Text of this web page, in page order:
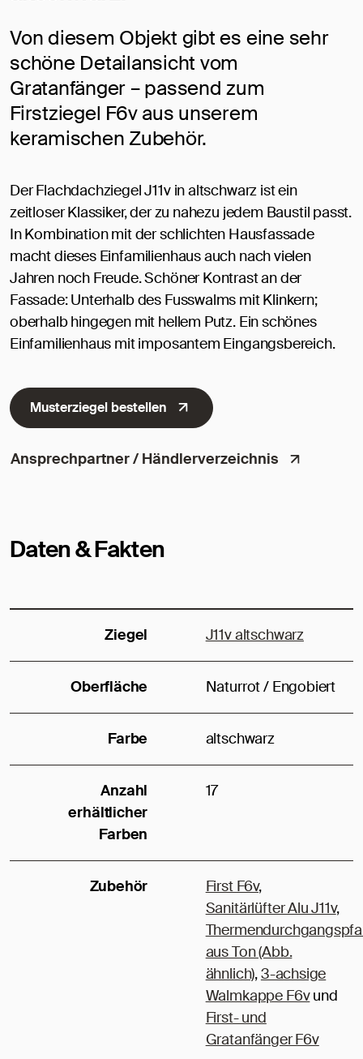
Von diesem Objekt gibt es eine sehr
schöne Detailansicht vom
Gratanfänger – passend zum
Firstziegel F6v aus unserem
keramischen Zubehör.
Der Flachdachziegel J11v in altschwarz ist ein
zeitloser Klassiker, der zu nahezu jedem Baustil passt.
In Kombination mit der schlichten Hausfassade
macht dieses Einfamilienhaus auch nach vielen
Jahren noch Freude. Schöner Kontrast an der
Fassade: Unterhalb des Fusswalms mit Klinkern;
oberhalb hingegen mit hellem Putz. Ein schönes
Einfamilienhaus mit imposantem Eingangsbereich.
Musterziegel bestellen
Ansprechpartner / Händlerverzeichnis
Daten & Fakten
Ziegel J11v altschwarz
Oberfläche Naturrot / Engobiert
Farbe altschwarz
Anzahl
erhältlicher
Farben
17
Zubehör First F6v,
Sanitärlüfter Alu J11v,
aus Ton (Abb.
ähnlich),3-achsige
Walmkappe F6vund
First- und
Gratanfänger F6v